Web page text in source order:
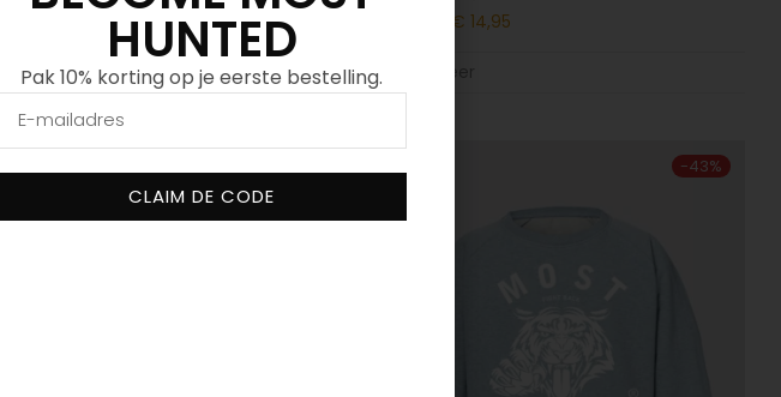
19,95
Toon meer
€ 14,95
-43%
HUNTED
Pak 10% korting op je eerste bestelling.
CLAIM DE CODE